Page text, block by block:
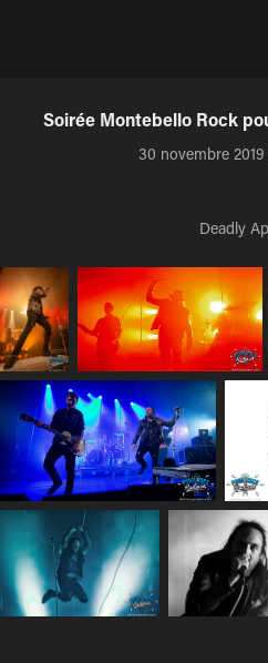
Soirée Montebello Rock
30 novembre
Deadly